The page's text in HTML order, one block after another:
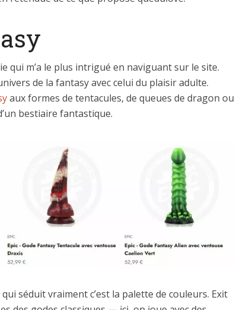
qui m’a le plus intrigué en naviguant sur le site.
de la fantasy avec celui du plaisir adulte.
aux formes de tentacules, de queues de dragon ou
bestiaire fantastique.
séduit vraiment c’est la palette de couleurs. Exit